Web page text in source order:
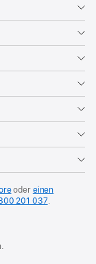
oder einen
201 037.